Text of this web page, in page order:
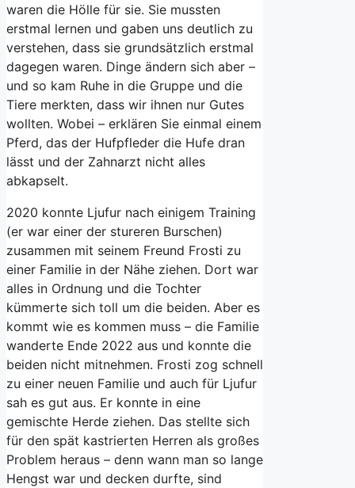
waren die Hölle für sie. Sie mussten
erstmal lernen und gaben uns deutlich zu
verstehen, dass sie grundsätzlich erstmal
dagegen waren. Dinge ändern sich aber –
und so kam Ruhe in die Gruppe und die
Tiere merkten, dass wir ihnen nur Gutes
wollten. Wobei – erklären Sie einmal einem
Pferd, das der Hufpfleder die Hufe dran
lässt und der Zahnarzt nicht alles
abkapselt.
2020 konnte Ljufur nach einigem Training
(er war einer der stureren Burschen)
zusammen mit seinem Freund Frosti zu
einer Familie in der Nähe ziehen. Dort war
alles in Ordnung und die Tochter
kümmerte sich toll um die beiden. Aber es
kommt wie es kommen muss – die Familie
wanderte Ende 2022 aus und konnte die
beiden nicht mitnehmen. Frosti zog schnell
zu einer neuen Familie und auch für Ljufur
sah es gut aus. Er konnte in eine
gemischte Herde ziehen. Das stellte sich
für den spät kastrierten Herren als großes
Problem heraus – denn wann man so lange
Hengst war und decken durfte, sind